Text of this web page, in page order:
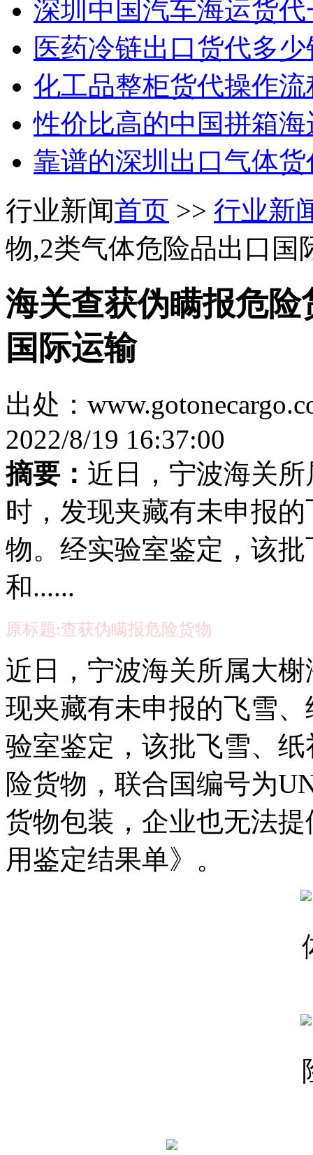
深圳中国汽车海运货
医药冷链出口货代多
化工品整柜货代操作
性价比高的中国拼箱
靠谱的深圳出口气体
行业新闻首页 >> 行业新
物,2类气体危险品出口国
海关查获伪瞒报危
国际运输
出处：
2022/8/19 16:37:00
摘要： 近日，宁波海关
时，发现夹藏有未申报
物。经实验室鉴定，该
和......
原标题:查获伪瞒报危险货物
近日，宁波海关所属大
现夹藏有未申报的飞雪
验室鉴定，该批飞雪、
险货物，联合国编号为
货物包装，企业也无法
用鉴定结果单》。